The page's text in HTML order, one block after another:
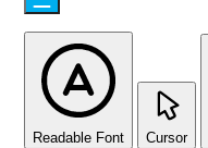
Readable Font Cursor